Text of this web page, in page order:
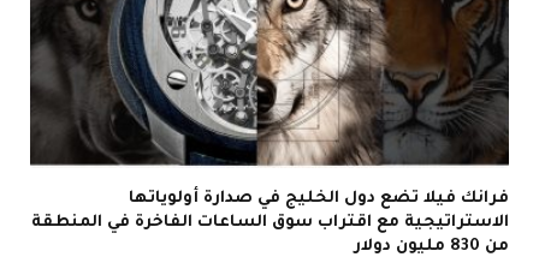
فرانك فيلا تضع دول الخليج في صدارة أولوياتها
الاستراتيجية مع اقتراب سوق الساعات الفاخرة في المنطقة
من 830 مليون دولار